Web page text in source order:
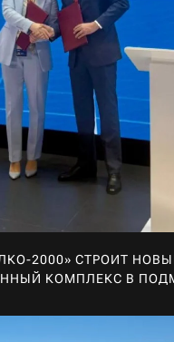
2000» СТРОИТ
КОМПЛЕКС В